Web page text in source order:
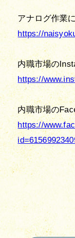
https://
https://
https://